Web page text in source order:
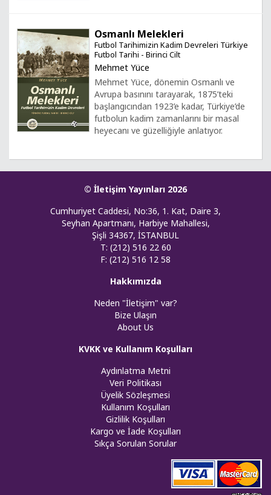
Osmanlı Melekleri
Futbol Tarihimizin Kadim Devreleri Türkiye
Futbol Tarihi - Birinci Cilt
Mehmet Yüce
Mehmet Yüce, dönemin Osmanlı ve
Avrupa basınını tarayarak, 1875’teki
başlangıcından 1923’e kadar, Türkiye’de
futbolun kadim zamanlarını bir masal
heyecanı ve güzelliğiyle anlatıyor.
© İletişim Yayınları 2026
Cumhuriyet Caddesi, No:36, 1. Kat, Daire 3,
Seyhan Apartmanı, Harbiye Mahallesi,
Şişli 34367, İSTANBUL
T: (212) 516 22 60
F: (212) 516 12 58
Hakkımızda
Neden "İletişim" var?
Bize Ulaşın
About Us
KVKK ve Kullanım Koşulları
Aydınlatma Metni
Veri Politikası
Üyelik Sözleşmesi
Kullanım Koşulları
Gizlilik Koşulları
Kargo ve İade Koşulları
Sıkça Sorulan Sorular